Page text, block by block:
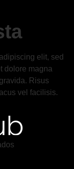
elit, sed
dolore magna
Risus
vel facilisis.